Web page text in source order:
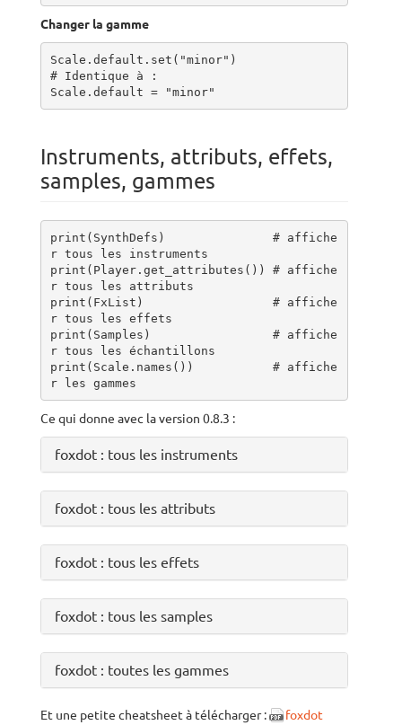
Changer la gamme
Scale.default.set("minor")
# Identique à :
Scale.default = "minor"
Instruments, attributs, effets,
samples, gammes
print(SynthDefs)               # affiche
r tous les instruments
print(Player.get_attributes()) # affiche
r tous les attributs
print(FxList)                  # affiche
r tous les effets
print(Samples)                 # affiche
r tous les échantillons
print(Scale.names())           # affiche
r les gammes
Ce qui donne avec la version 0.8.3 :
foxdot : tous les instruments
foxdot : tous les attributs
foxdot : tous les effets
foxdot : tous les samples
foxdot : toutes les gammes
Et une petite cheatsheet à télécharger :
foxdot